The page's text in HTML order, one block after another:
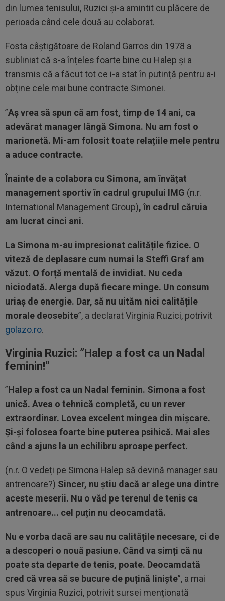
din lumea tenisului, Ruzici și-a amintit cu plăcere de
perioada când cele două au colaborat.
Fosta câștigătoare de Roland Garros din 1978 a
subliniat că s-a înțeles foarte bine cu Halep și a
transmis că a făcut tot ce i-a stat în putință pentru a-i
obține cele mai bune contracte Simonei.
”Aș vrea să spun că am fost, timp de 14 ani, ca
adevărat manager lângă Simona. Nu am fost o
marionetă. Mi-am folosit toate relațiile mele pentru
a aduce contracte.
Înainte de a colabora cu Simona, am învățat
management sportiv în cadrul grupului IMG (n.r.
International Management Group), în cadrul căruia
am lucrat cinci ani.
La Simona m-au impresionat calitățile fizice. O
viteză de deplasare cum numai la Steffi Graf am
văzut. O forță mentală de invidiat. Nu ceda
niciodată. Alerga după fiecare minge. Un consum
uriaș de energie. Dar, să nu uităm nici calitățile
morale deosebite”, a declarat Virginia Ruzici, potrivit
golazo.ro.
Virginia Ruzici: ”Halep a fost ca un Nadal
feminin!”
”Halep a fost ca un Nadal feminin. Simona a fost
unică. Avea o tehnică completă, cu un rever
extraordinar. Lovea excelent mingea din mișcare.
Și-și folosea foarte bine puterea psihică. Mai ales
când a ajuns la un echilibru aproape perfect.
(n.r. O vedeți pe Simona Halep să devină manager sau
antrenoare?) Sincer, nu știu dacă ar alege una dintre
aceste meserii. Nu o văd pe terenul de tenis ca
antrenoare... cel puțin nu deocamdată.
Nu e vorba dacă are sau nu calitățile necesare, ci de
a descoperi o nouă pasiune. Când va simți că nu
poate sta departe de tenis, poate. Deocamdată
cred că vrea să se bucure de puțină liniște”, a mai
spus Virginia Ruzici, potrivit sursei menționată